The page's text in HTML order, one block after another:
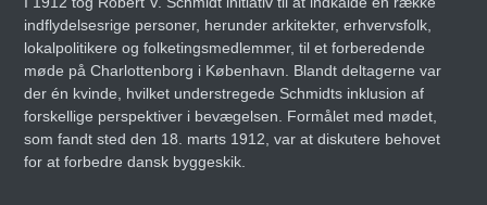
indflydelsesrige personer, herunder arkitekter, erhvervsfolk,
lokalpolitikere og folketingsmedlemmer, til et forberedende
møde på Charlottenborg i København. Blandt deltagerne var
der én kvinde, hvilket understregede Schmidts inklusion af
forskellige perspektiver i bevægelsen. Formålet med mødet,
som fandt sted den 18. marts 1912, var at diskutere behovet
for at forbedre dansk byggeskik.